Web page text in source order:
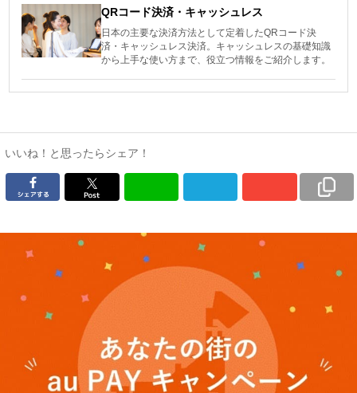
QRコード決済・キャッシュレス
日本の主要な決済方法として定着したQRコード決
済・キャッシュレス決済。キャッシュレスの基礎知識
から上手な使い方まで、役立つ情報をご紹介します。
いいね！と思ったらシェア！